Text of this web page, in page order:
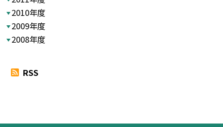
2010年度
2009年度
2008年度
RSS